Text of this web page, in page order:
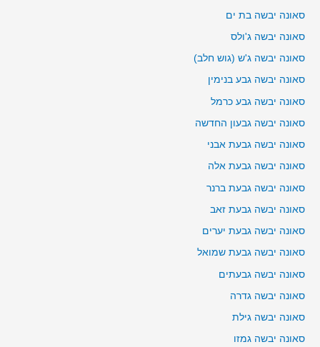
סאונה יבשה בת ים
סאונה יבשה ג'ולס
סאונה יבשה ג'ש (גוש חלב)
סאונה יבשה גבע בנימין
סאונה יבשה גבע כרמל
סאונה יבשה גבעון החדשה
סאונה יבשה גבעת אבני
סאונה יבשה גבעת אלה
סאונה יבשה גבעת ברנר
סאונה יבשה גבעת זאב
סאונה יבשה גבעת יערים
סאונה יבשה גבעת שמואל
סאונה יבשה גבעתים
סאונה יבשה גדרה
סאונה יבשה גילת
סאונה יבשה גמזו